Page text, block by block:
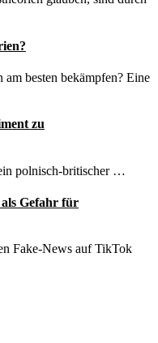
am besten bekämpfen? Eine
zu
polnisch-britischer …
Gefahr für
Fake-News auf TikTok